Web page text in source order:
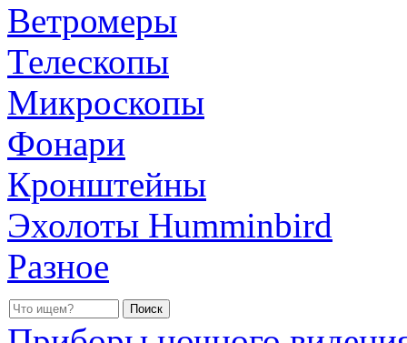
Ветромеры
Телескопы
Микроскопы
Фонари
Кронштейны
Эхолоты Humminbird
Разное